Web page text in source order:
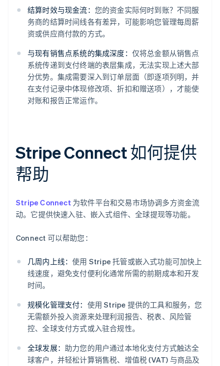
结算时效与现金流： 您的资金实际何时到账？不同服
务商的结算时间线各有差异，可能影响您管理每周薪
资或供应商付款的方式。
与现有销售点系统的集成深度： 仅将总金额从销售点
系统传递到支付终端的表层集成，无法实现上述大部
分优势。集成需要深入到订单层面（即逐项列明，并
在支付记录中体现修改项、折扣和赠送项），才能使
对账和报告正常运作。
Stripe Connect 如何提供
帮助
Stripe Connect 为软件平台和交易市场协调多方资金流
动。它提供快速入驻、嵌入式组件、全球提现等功能。
Connect 可以帮助您：
几周内上线：使用 Stripe 托管或嵌入式功能可加快上
线速度，避免支付便利化通常所需的前期成本和开发
时间。
规模化管理支付： 使用 Stripe 提供的工具和服务，您
无需额外投入资源来处理利润报告、税表、风险管
控、全球支付方式或入驻合规性。
全球发展： 助力您的用户通过本地化支付方式触达全
球客户，并轻松计算销售税、增值税 (VAT) 与商品及
阿联酋
English